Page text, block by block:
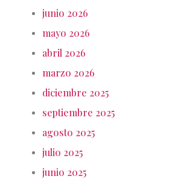
junio 2026
mayo 2026
abril 2026
marzo 2026
diciembre 2025
septiembre 2025
agosto 2025
julio 2025
junio 2025